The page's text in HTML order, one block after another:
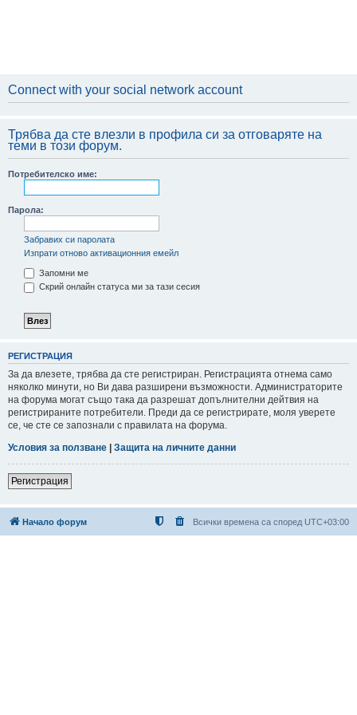
Connect with your social network account
Трябва да сте влезли в профила си за отговаряте на
теми в този форум.
Потребителско име:
Парола:
Забравих си паролата
Изпрати отново активационния емейл
Запомни ме
Скрий онлайн статуса ми за тази сесия
РЕГИСТРАЦИЯ
За да влезете, трябва да сте регистриран. Регистрацията отнема само
няколко минути, но Ви дава разширени възможности. Администраторите
на форума могат също така да разрешат допълнителни дейтвия на
регистрираните потребители. Преди да се регистрирате, моля уверете
се, че сте се запознали с правилата на форума.
Условия за ползване
Защита на личните данни
Регистрация
Начало форум Всички времена са според UTC+03:00